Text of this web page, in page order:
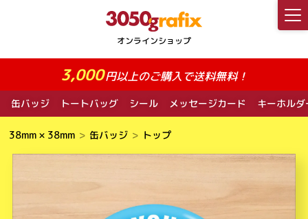
3,000円以上のご購入で送料無料！
缶バッジ トートバッグ シール メッセージカード キーホルダ
38mm × 38mm 缶バッジ トップ